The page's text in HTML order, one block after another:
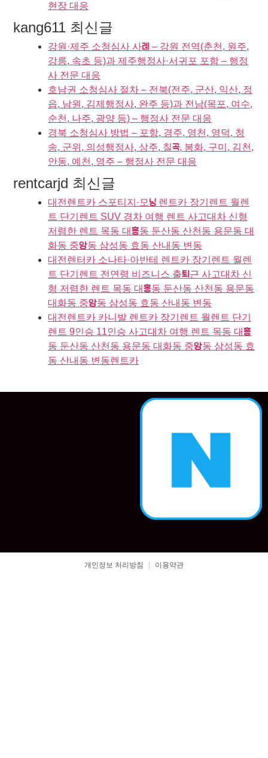
현장 대응
kang611 최신글
강원·제주 소청심사 사례 – 강원 전역(춘천, 원주,
강릉, 속초 등)과 제주행정사·서귀포 포함 – 행정
사 전문 대응
호남권 소청심사 절차 – 전북(전주, 군산, 익산, 정
읍, 남원, 김제행정사, 완주 등)과 전남(목포, 여수,
순천, 나주, 광양 등) – 행정사 전문 대응
경북 소청심사 방법 – 포항, 경주, 영천, 영덕, 청
송, 군위, 의성행정사, 상주, 칠곡, 봉화, 구미, 김천,
안동, 예천, 영주 – 행정사 전문 대응
rentcarjd 최신글
대전렌트카 스포티지·모닝 렌트카 장기렌트 월렌
트 단기렌트 SUV 경차 여행 렌트 사고대차 신형
저렴한 렌트 목동 대흥동 둔산동 산천동 용문동 대
화동 중앙동 삼성동 효동 산내동 변동
대전렌터카 소나타·아반테 렌트카 장기렌트 월렌
트 단기렌트 전연령 비즈니스 출퇴근 사고대차 신
형 저렴한 렌트 목동 대흥동 둔산동 산천동 용문동
대화동 중앙동 삼성동 효동 산내동 변동
대전렌트카 카니발 렌트카 장기렌트 월렌트 단기
렌트 9인승 11인승 사고대차 여행 렌트 목동 대흥
동 둔산동 산천동 용문동 대화동 중앙동 삼성동 효
동 산내동 변동렌트카
개인정보 처리방침 이용약관